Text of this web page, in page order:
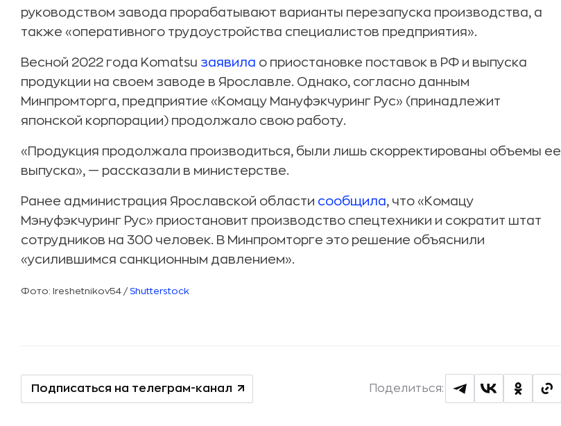
руководством завода прорабатывают варианты перезапуска производства, а
также «оперативного трудоустройства специалистов предприятия».
Весной 2022 года Komatsu заявила о приостановке поставок в РФ и выпуска
продукции на своем заводе в Ярославле. Однако, согласно данным
Минпромторга, предприятие «Комацу Мануфэкчуринг Рус» (принадлежит
японской корпорации) продолжало свою работу.
«Продукция продолжала производиться, были лишь скорректированы объемы ее
выпуска», — рассказали в министерстве.
Ранее администрация Ярославской области сообщила, что «Комацу
Мэнуфэкчуринг Рус» приостановит производство спецтехники и сократит штат
сотрудников на 300 человек. В Минпромторге это решение объяснили
«усилившимся санкционным давлением».
Фото: Ireshetnikov54 / Shutterstock
Подписаться на телеграм-канал Поделиться: